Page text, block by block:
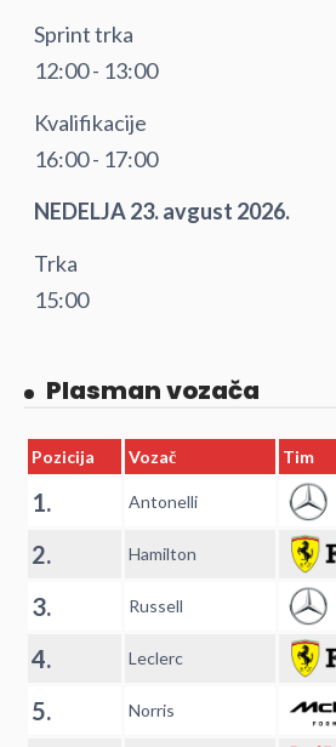
Sprint trka
12:00 - 13:00
Kvalifikacije
16:00 - 17:00
NEDELJA 23. avgust 2026.
Trka
15:00
Plasman vozača
Pozicija Vozač Tim
1. Antonelli
2. Hamilton
3. Russell
4. Leclerc
5. Norris